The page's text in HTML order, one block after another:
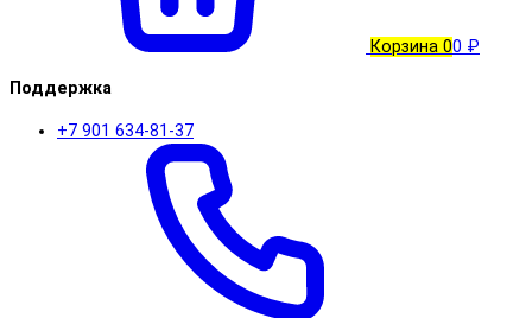
Корзина 00 ₽
Поддержка
+7 901 634-81-37